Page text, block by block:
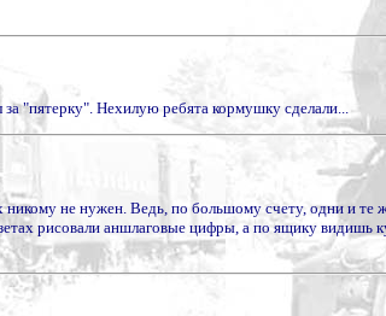
"пятерку". Нехилую ребята кормушку сделали...
не нужен. Ведь, по большому счету, одни и те
рисовали аншлаговые цифры, а по ящику видишь